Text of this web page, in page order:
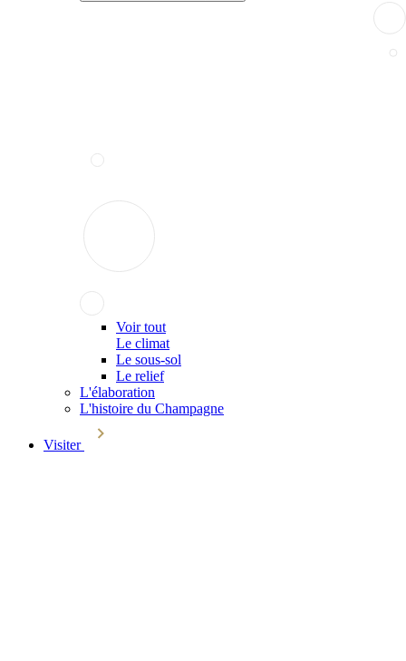
Voir tout
Le climat
Le sous-sol
Le relief
L'élaboration
L'histoire du Champagne
Visiter